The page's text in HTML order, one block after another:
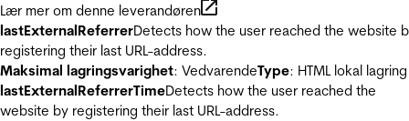
Lær mer om denne leverandøren
lastExternalReferrerDetects how the user reached the website
registering their last URL-address.
Maksimal lagringsvarighet: VedvarendeType: HTML lokal lagring
lastExternalReferrerTimeDetects how the user reached the
website by registering their last URL-address.